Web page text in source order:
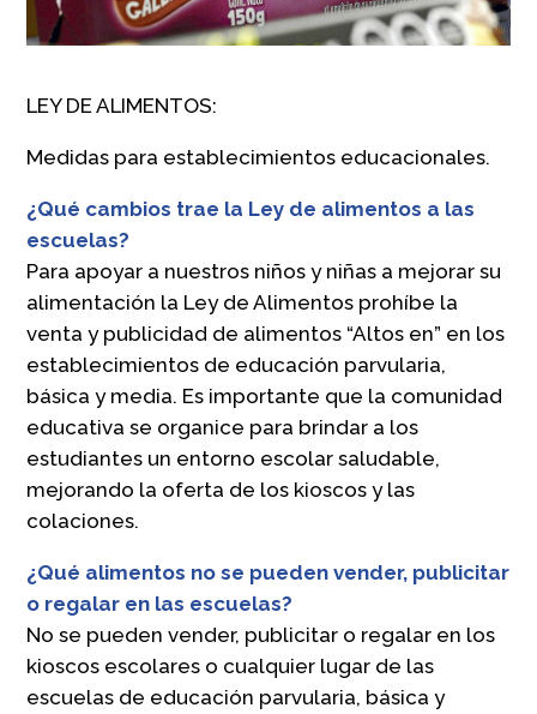
LEY DE ALIMENTOS:
Medidas para establecimientos educacionales.
¿Qué cambios trae la Ley de alimentos a las
escuelas?
Para apoyar a nuestros niños y niñas a mejorar su
alimentación la Ley de Alimentos prohíbe la
venta y publicidad de alimentos “Altos en” en los
establecimientos de educación parvularia,
básica y media. Es importante que la comunidad
educativa se organice para brindar a los
estudiantes un entorno escolar saludable,
mejorando la oferta de los kioscos y las
colaciones.
¿Qué alimentos no se pueden vender, publicitar
o regalar en las escuelas?
No se pueden vender, publicitar o regalar en los
kioscos escolares o cualquier lugar de las
escuelas de educación parvularia, básica y